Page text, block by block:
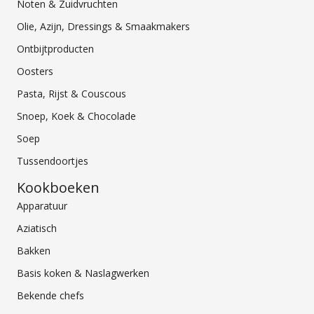
Noten & Zuidvruchten
Olie, Azijn, Dressings & Smaakmakers
Ontbijtproducten
Oosters
Pasta, Rijst & Couscous
Snoep, Koek & Chocolade
Soep
Tussendoortjes
Kookboeken
Apparatuur
Aziatisch
Bakken
Basis koken & Naslagwerken
Bekende chefs